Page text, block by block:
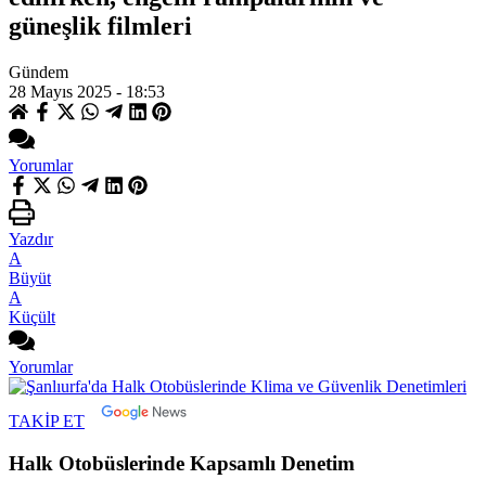
güneşlik filmleri
Gündem
28 Mayıs 2025 - 18:53
Yorumlar
Yazdır
A
Büyüt
A
Küçült
Yorumlar
TAKİP ET
Halk Otobüslerinde Kapsamlı Denetim